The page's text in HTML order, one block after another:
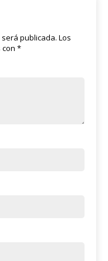
publicada. Los
*